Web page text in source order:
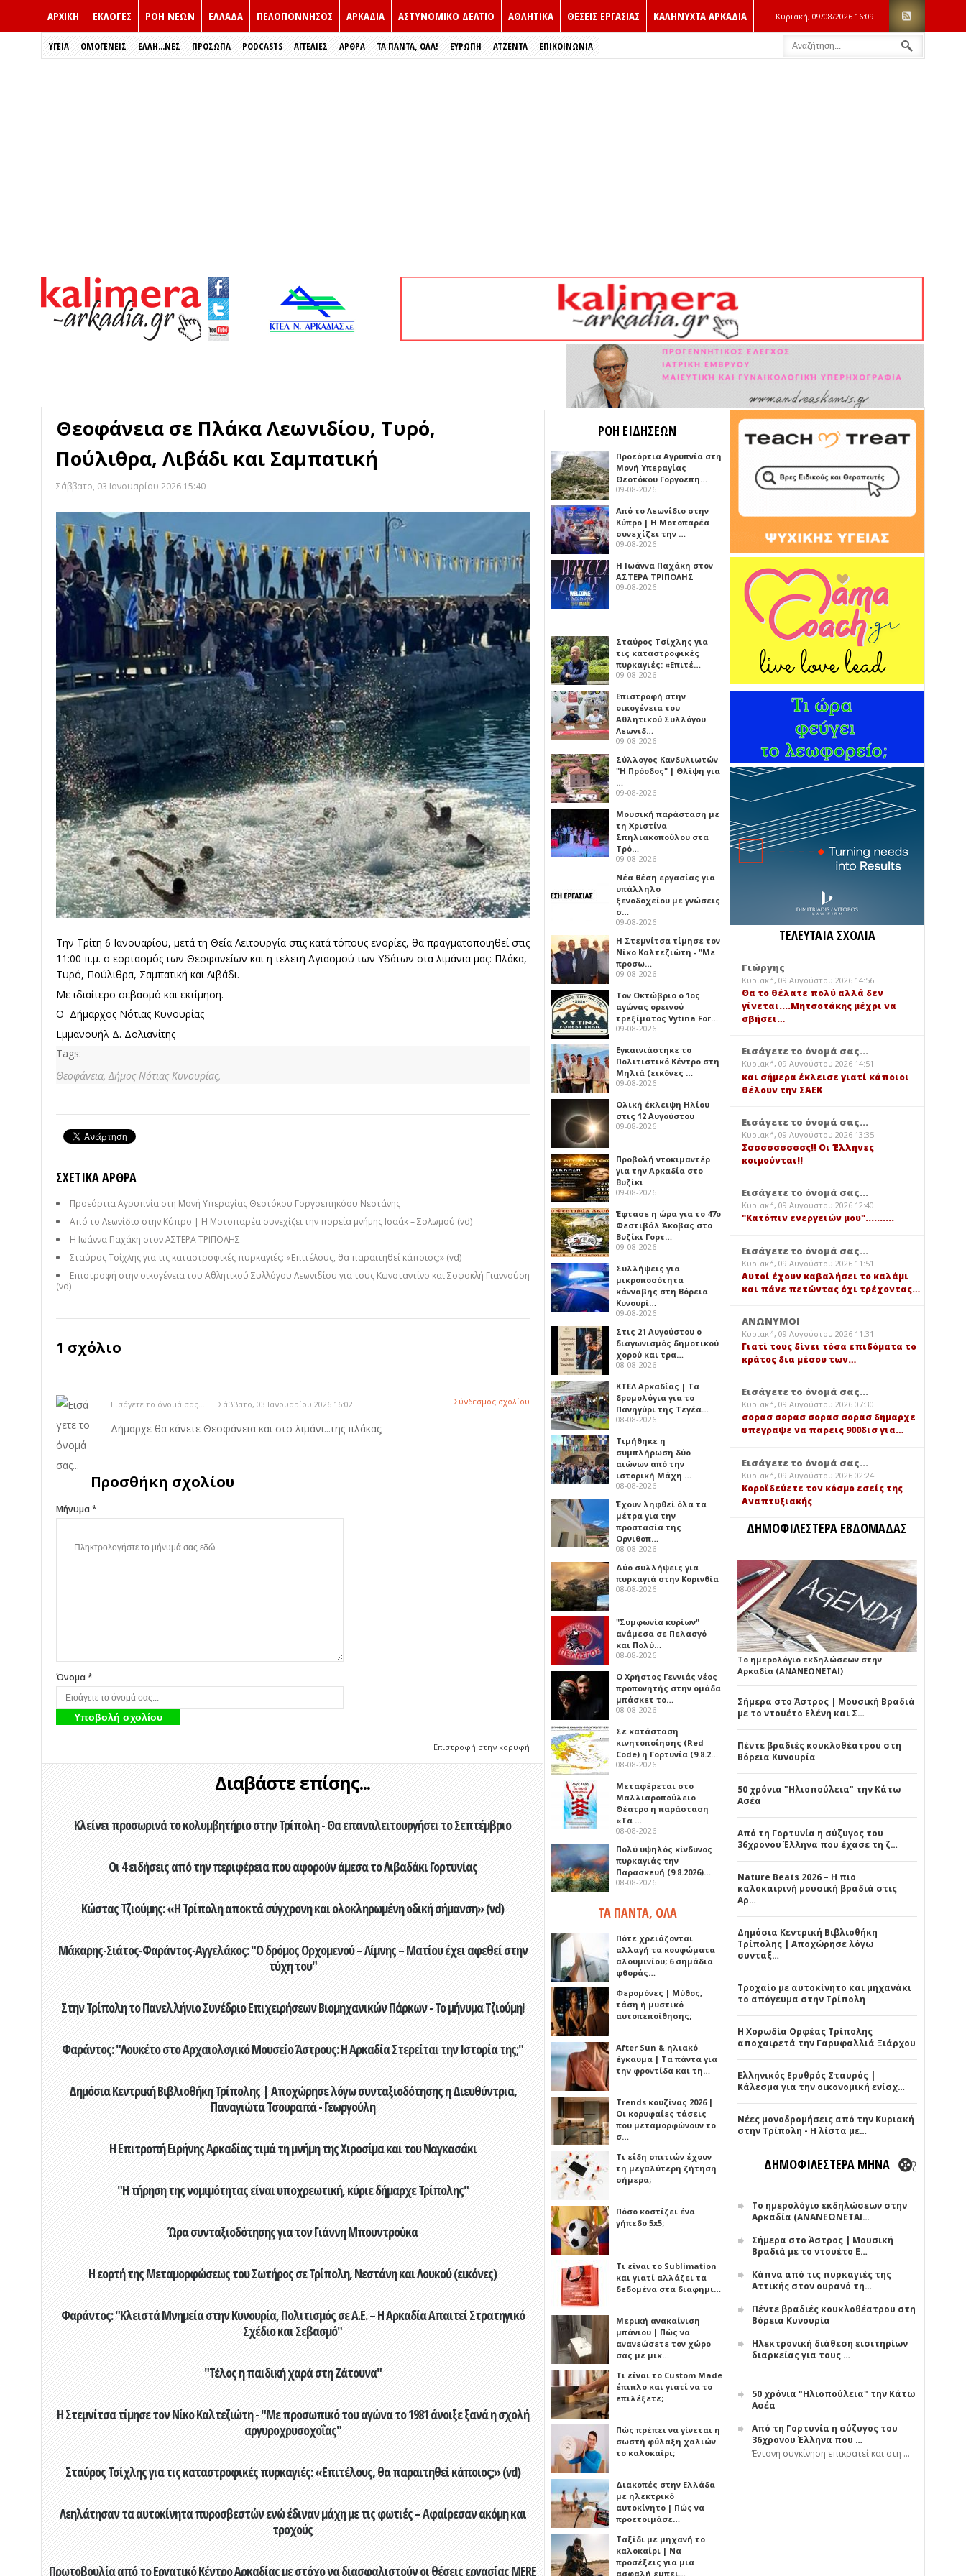
ΑΡΧΙΚΗ ΕΚΛΟΓΈΣ ΡΟΗ ΝΕΩΝ ΕΛΛΑΔΑ ΠΕΛΟΠΟΝΝΗΣΟΣ ΑΡΚΑΔΙΑ ΑΣΤΥΝΟΜΙΚΟ ΔΕΛΤΙΟ ΑΘΛΗΤΙΚΑ ΘΕΣΕΙΣ ΕΡΓΑΣΙΑΣ ΚΑΛΗΝΥΧΤΑ ΑΡΚΑΔΙΑ Κυριακή, 09/08/2026 16:09
ΥΓΕΙΑ ΟΜΟΓΕΝΕΙΣ ΈΛΛΗ...ΝΕΣ ΠΡΌΣΩΠΑ PODCASTS ΑΓΓΕΛΙΕΣ ΑΡΘΡΑ ΤΑ ΠΑΝΤΑ, ΟΛΑ! ΕΥΡΏΠΗ ΑΤΖΕΝΤΑ ΕΠΙΚΟΙΝΩΝΙΑ
Θεοφάνεια σε Πλάκα Λεωνιδίου, Τυρό,
Πούλιθρα, Λιβάδι και Σαμπατική
Σάββατο, 03 Ιανουαρίου 2026 15:40
Την Τρίτη 6 Ιανουαρίου, μετά τη Θεία Λειτουργία στις κατά τόπους ενορίες, θα πραγματοποιηθεί στις
11:00 π.μ. ο εορτασμός των Θεοφανείων και η τελετή Αγιασμού των Υδάτων στα λιμάνια μας: Πλάκα,
Τυρό, Πούλιθρα, Σαμπατική και Λιβάδι.
Με ιδιαίτερο σεβασμό και εκτίμηση.
Ο Δήμαρχος Νότιας Κυνουρίας
Εμμανουήλ Δ. Δολιανίτης
Tags:
Θεοφάνεια,Δήμος Νότιας Κυνουρίας,
ΣΧΕΤΙΚΆ ΆΡΘΡΑ
Προεόρτια Αγρυπνία στη Μονή Υπεραγίας Θεοτόκου Γοργοεπηκόου Νεστάνης
Από το Λεωνίδιο στην Κύπρο | Η Μοτοπαρέα συνεχίζει την πορεία μνήμης Ισαάκ – Σολωμού (vd)
Η Ιωάννα Παχάκη στον ΑΣΤΕΡΑ ΤΡΙΠΟΛΗΣ
Σταύρος Τσίχλης για τις καταστροφικές πυρκαγιές: «Επιτέλους, θα παραιτηθεί κάποιος;» (vd)
Επιστροφή στην οικογένεια του Αθλητικού Συλλόγου Λεωνιδίου για τους Κωνσταντίνο και Σοφοκλή Γιαννούση
(vd)
1 σχόλιο
Εισάγετε το όνομά σας... Σάββατο, 03 Ιανουαρίου 2026 16:02 Σύνδεσμος σχολίου
Δήμαρχε θα κάνετε Θεοφάνεια και στο λιμάνι...της πλάκας;
Προσθήκη σχολίου
Μήνυμα *
Όνομα *
Επιστροφή στην κορυφή
Διαβάστε επίσης...
Κλείνει προσωρινά το κολυμβητήριο στην Τρίπολη - Θα επαναλειτουργήσει το Σεπτέμβριο
Οι 4 ειδήσεις από την περιφέρεια που αφορούν άμεσα το Λιβαδάκι Γορτυνίας
Κώστας Τζιούμης: «Η Τρίπολη αποκτά σύγχρονη και ολοκληρωμένη οδική σήμανση» (vd)
Μάκαρης-Σιάτος-Φαράντος-Αγγελάκος: "Ο δρόμος Ορχομενού – Λίμνης – Ματίου έχει αφεθεί στην
τύχη του"
Στην Τρίπολη το Πανελλήνιο Συνέδριο Επιχειρήσεων Βιομηχανικών Πάρκων - Το μήνυμα Τζιούμη!
Φαράντος: "Λουκέτο στο Αρχαιολογικό Μουσείο Άστρους: Η Αρκαδία Στερείται την Ιστορία της;"
Δημόσια Κεντρική Βιβλιοθήκη Τρίπολης | Αποχώρησε λόγω συνταξιοδότησης η Διευθύντρια,
Παναγιώτα Τσουραπά - Γεωργούλη
Η Επιτροπή Ειρήνης Αρκαδίας τιμά τη μνήμη της Χιροσίμα και του Ναγκασάκι
"Η τήρηση της νομιμότητας είναι υποχρεωτική, κύριε δήμαρχε Τρίπολης"
Ώρα συνταξιοδότησης για τον Γιάννη Μπουντρούκα
Η εορτή της Μεταμορφώσεως του Σωτήρος σε Τρίπολη, Νεστάνη και Λουκού (εικόνες)
Φαράντος: "Κλειστά Μνημεία στην Κυνουρία, Πολιτισμός σε Α.Ε. – Η Αρκαδία Απαιτεί Στρατηγικό
Σχέδιο και Σεβασμό"
"Τέλος η παιδική χαρά στη Ζάτουνα"
Η Στεμνίτσα τίμησε τον Νίκο Καλτεζιώτη - "Με προσωπικό του αγώνα το 1981 άνοιξε ξανά η σχολή
αργυροχρυσοχοΐας"
Σταύρος Τσίχλης για τις καταστροφικές πυρκαγιές: «Επιτέλους, θα παραιτηθεί κάποιος;» (vd)
Λεηλάτησαν τα αυτοκίνητα πυροσβεστών ενώ έδιναν μάχη με τις φωτιές – Αφαίρεσαν ακόμη και
τροχούς
Πρωτοβουλία από το Εργατικό Κέντρο Αρκαδίας με στόχο να διασφαλιστούν οι θέσεις εργασίας MERE
ΡΟΗ ΕΙΔΗΣΕΩΝ
Προεόρτια Αγρυπνία στη
Μονή Υπεραγίας
Θεοτόκου Γοργοεπη…
09-08-2026
Από το Λεωνίδιο στην
Κύπρο | Η Μοτοπαρέα
συνεχίζει την …
09-08-2026
Η Ιωάννα Παχάκη στον
ΑΣΤΕΡΑ ΤΡΙΠΟΛΗΣ
09-08-2026
Σταύρος Τσίχλης για
τις καταστροφικές
πυρκαγιές: «Επιτέ…
09-08-2026
Επιστροφή στην
οικογένεια του
Αθλητικού Συλλόγου
Λεωνιδ…
09-08-2026
Σύλλογος Κανδυλιωτών
"Η Πρόοδος" | Θλίψη για
…
09-08-2026
Μουσική παράσταση με
τη Χριστίνα
Σπηλιακοπούλου στα
Τρό…
09-08-2026
Νέα θέση εργασίας για
υπάλληλο
ξενοδοχείου με γνώσεις
σ…
09-08-2026
Η Στεμνίτσα τίμησε τον
Νίκο Καλτεζιώτη - "Με
προσω…
09-08-2026
Τον Οκτώβριο ο 1ος
αγώνας ορεινού
τρεξίματος Vytina For…
09-08-2026
Εγκαινιάστηκε το
Πολιτιστικό Κέντρο στη
Μηλιά (εικόνες …
09-08-2026
Ολική έκλειψη Ηλίου
στις 12 Αυγούστου
09-08-2026
Προβολή ντοκιμαντέρ
για την Αρκαδία στο
Βυζίκι
09-08-2026
Έφτασε η ώρα για το 47ο
Φεστιβάλ Άκοβας στο
Βυζίκι Γορτ…
09-08-2026
Συλλήψεις για
μικροποσότητα
κάνναβης στη Βόρεια
Κυνουρί…
09-08-2026
Στις 21 Αυγούστου ο
διαγωνισμός δημοτικού
χορού και τρα…
08-08-2026
ΚΤΕΛ Αρκαδίας | Τα
δρομολόγια για το
Πανηγύρι της Τεγέα…
08-08-2026
Τιμήθηκε η
συμπλήρωση δύο
αιώνων από την
ιστορική Μάχη …
08-08-2026
Έχουν ληφθεί όλα τα
μέτρα για την
προστασία της
Ορνιθοπ…
08-08-2026
Δύο συλλήψεις για
πυρκαγιά στην Κορινθία
08-08-2026
"Συμφωνία κυρίων"
ανάμεσα σε Πελασγό
και Πολύ…
08-08-2026
Ο Χρήστος Γεννιάς νέος
προπονητής στην ομάδα
μπάσκετ το…
08-08-2026
Σε κατάσταση
κινητοποίησης (Red
Code) η Γορτυνία (9.8.2…
08-08-2026
Μεταφέρεται στο
Μαλλιαροπούλειο
Θέατρο η παράσταση
«Τα …
08-08-2026
Πολύ υψηλός κίνδυνος
πυρκαγιάς την
Παρασκευή (9.8.2026)…
08-08-2026
ΤΑ ΠΑΝΤΑ, ΟΛΑ
Πότε χρειάζονται
αλλαγή τα κουφώματα
αλουμινίου; 6 σημάδια
φθοράς…
Φερομόνες | Μύθος,
τάση ή μυστικό
αυτοπεποίθησης;
After Sun & ηλιακό
έγκαυμα | Τα πάντα για
την φροντίδα και τη…
Trends κουζίνας 2026 |
Οι κορυφαίες τάσεις
που μεταμορφώνουν το
σ…
Τι είδη σπιτιών έχουν
τη μεγαλύτερη ζήτηση
σήμερα;
Πόσο κοστίζει ένα
γήπεδο 5x5;
Τι είναι το Sublimation
και γιατί αλλάζει τα
δεδομένα στα διαφημι…
Μερική ανακαίνιση
μπάνιου | Πώς να
ανανεώσετε τον χώρο
σας με μικ…
Τι είναι το Custom Made
έπιπλο και γιατί να το
επιλέξετε;
Πώς πρέπει να γίνεται η
σωστή φύλαξη χαλιών
το καλοκαίρι;
Διακοπές στην Ελλάδα
με ηλεκτρικό
αυτοκίνητο | Πώς να
προετοιμάσε…
Ταξίδι με μηχανή το
καλοκαίρι | Να
προσέξεις για μια
ασφαλή εμπει…
ΤΕΛΕΥΤΑΙΑ ΣΧΟΛΙΑ
Γιώργης
Κυριακή, 09 Αυγούστου 2026 14:56
Θα το θέλατε πολύ αλλά δεν
γίνεται....Μητσοτάκης μέχρι να
σβήσει…
Εισάγετε το όνομά σας...
Κυριακή, 09 Αυγούστου 2026 14:51
και σήμερα έκλεισε γιατί κάποιοι
θέλουν την ΣΑΕΚ
Εισάγετε το όνομά σας...
Κυριακή, 09 Αυγούστου 2026 13:35
Σσσσσσσσσσς!! Οι Έλληνες
κοιμούνται!!
Εισάγετε το όνομά σας...
Κυριακή, 09 Αυγούστου 2026 12:40
"Κατόπιν ενεργειών μου"..........
Εισάγετε το όνομά σας...
Κυριακή, 09 Αυγούστου 2026 11:51
Αυτοί έχουν καβαλήσει το καλάμι
και πάνε πετώντας όχι τρέχοντας…
ΑΝΩΝΥΜΟΙ
Κυριακή, 09 Αυγούστου 2026 11:31
Γιατί τους δίνει τόσα επιδόματα το
κράτος δια μέσου των…
Εισάγετε το όνομά σας...
Κυριακή, 09 Αυγούστου 2026 07:30
σορασ σορασ σορασ σορασ δημαρχε
υπεγραψε να παρεις 900δισ για…
Εισάγετε το όνομά σας...
Κυριακή, 09 Αυγούστου 2026 02:24
Κοροϊδεύετε τον κόσμο εσείς της
Αναπτυξιακής
ΔΗΜΟΦΙΛΕΣΤΕΡΑ ΕΒΔΟΜΑΔΑΣ
Το ημερολόγιο εκδηλώσεων στην
Αρκαδία (ΑΝΑΝΕΩΝΕΤΑΙ)
Σήμερα στο Άστρος | Μουσική Βραδιά
με το ντουέτο Ελένη και Σ…
Πέντε βραδιές κουκλοθέατρου στη
Βόρεια Κυνουρία
50 χρόνια "Ηλιοπούλεια" την Κάτω
Ασέα
Από τη Γορτυνία η σύζυγος του
36χρονου Έλληνα που έχασε τη ζ…
Nature Beats 2026 – Η πιο
καλοκαιρινή μουσική βραδιά στις
Αρ…
Δημόσια Κεντρική Βιβλιοθήκη
Τρίπολης | Αποχώρησε λόγω
συνταξ…
Τροχαίο με αυτοκίνητο και μηχανάκι
το απόγευμα στην Τρίπολη
Η Χορωδία Ορφέας Τρίπολης
αποχαιρετά την Γαρυφαλλιά Ξιάρχου
Ελληνικός Ερυθρός Σταυρός |
Κάλεσμα για την οικονομική ενίσχ…
Νέες μονοδρομήσεις από την Κυριακή
στην Τρίπολη - Η λίστα με…
ΔΗΜΟΦΙΛΕΣΤΕΡΑ ΜΗΝΑ
Το ημερολόγιο εκδηλώσεων στην
Αρκαδία (ΑΝΑΝΕΩΝΕΤΑΙ…
Σήμερα στο Άστρος | Μουσική
Βραδιά με το ντουέτο Ε…
Κάπνα από τις πυρκαγιές της
Αττικής στον ουρανό τη…
Πέντε βραδιές κουκλοθέατρου στη
Βόρεια Κυνουρία
Ηλεκτρονική διάθεση εισιτηρίων
διαρκείας για τους …
50 χρόνια "Ηλιοπούλεια" την Κάτω
Ασέα
Από τη Γορτυνία η σύζυγος του
36χρονου Έλληνα που …
Έντονη συγκίνηση επικρατεί και στη …